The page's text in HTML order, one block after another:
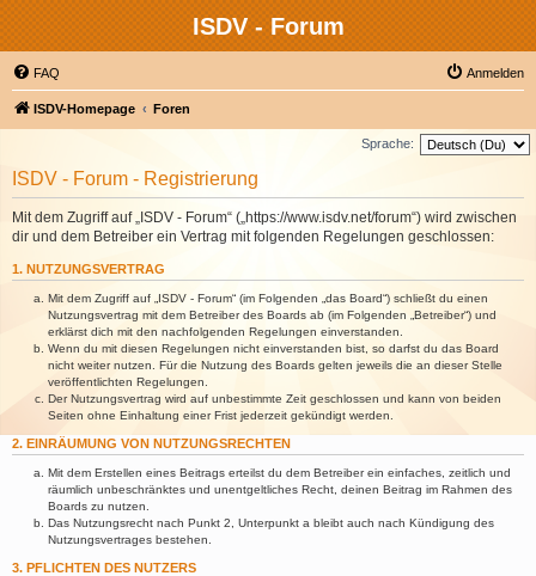
ISDV - Forum
FAQ Anmelden
ISDV-Homepage Foren
Sprache:
ISDV - Forum - Registrierung
Mit dem Zugriff auf „ISDV - Forum“ („https://www.isdv.net/forum“) wird zwischen
dir und dem Betreiber ein Vertrag mit folgenden Regelungen geschlossen:
1. NUTZUNGSVERTRAG
Mit dem Zugriff auf „ISDV - Forum“ (im Folgenden „das Board“) schließt du einen
Nutzungsvertrag mit dem Betreiber des Boards ab (im Folgenden „Betreiber“) und
erklärst dich mit den nachfolgenden Regelungen einverstanden.
Wenn du mit diesen Regelungen nicht einverstanden bist, so darfst du das Board
nicht weiter nutzen. Für die Nutzung des Boards gelten jeweils die an dieser Stelle
veröffentlichten Regelungen.
Der Nutzungsvertrag wird auf unbestimmte Zeit geschlossen und kann von beiden
Seiten ohne Einhaltung einer Frist jederzeit gekündigt werden.
2. EINRÄUMUNG VON NUTZUNGSRECHTEN
Mit dem Erstellen eines Beitrags erteilst du dem Betreiber ein einfaches, zeitlich und
räumlich unbeschränktes und unentgeltliches Recht, deinen Beitrag im Rahmen des
Boards zu nutzen.
Das Nutzungsrecht nach Punkt 2, Unterpunkt a bleibt auch nach Kündigung des
Nutzungsvertrages bestehen.
3. PFLICHTEN DES NUTZERS